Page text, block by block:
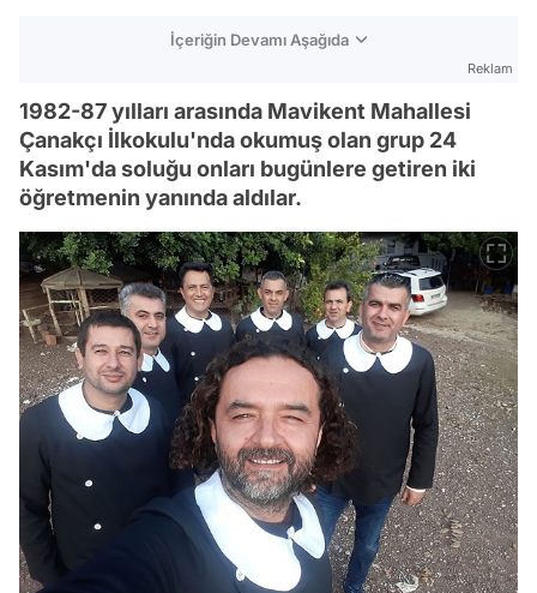
İçeriğin Devamı Aşağıda
Reklam
1982-87 yılları arasında Mavikent Mahallesi
Çanakçı İlkokulu'nda okumuş olan grup 24
Kasım'da soluğu onları bugünlere getiren iki
öğretmenin yanında aldılar.